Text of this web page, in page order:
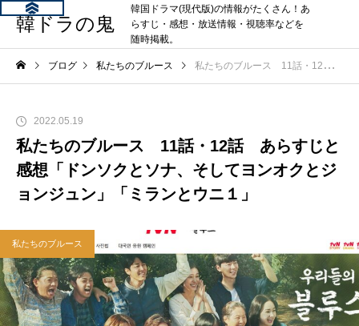
韓ドラの鬼
韓国ドラマ(現代版)の情報がたくさん！あ
らすじ・感想・放送情報・視聴率などを
随時掲載。
ブログ 私たちのブルース 私たちのブルース 11話・12話 あらすじと感想「ドンソクとソナ、そしてヨンオクとジョンジュン」「ミランとウニ１」
2022.05.19
私たちのブルース 11話・12話 あらすじと
感想「ドンソクとソナ、そしてヨンオクとジ
ョンジュン」「ミランとウニ１」
私たちのブルース